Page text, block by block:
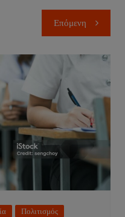
Επόμενη
Πολιτισμός